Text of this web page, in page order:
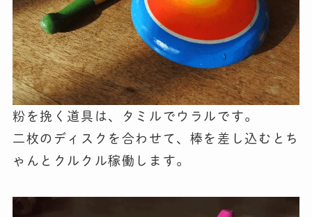
粉を挽く道具は、タミルでウラルです。
二枚のディスクを合わせて、棒を差し込むとち
ゃんとクルクル稼働します。